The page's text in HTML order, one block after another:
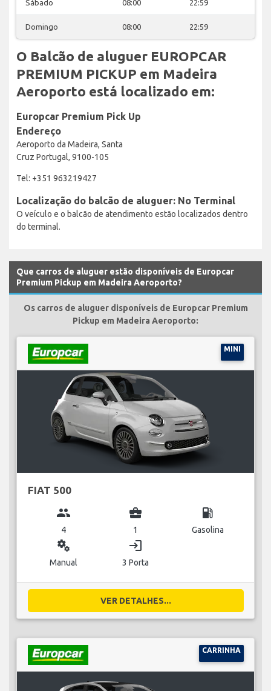
Sábado 08:00 22:59
Domingo 08:00 22:59
O Balcão de aluguer EUROPCAR
PREMIUM PICKUP em Madeira
Aeroporto está localizado em:
Europcar Premium Pick Up
Endereço
Aeroporto da Madeira, Santa
Cruz Portugal, 9100-105
Tel: +351 963219427
Localização do balcão de aluguer: No Terminal
O veículo e o balcão de atendimento estão localizados dentro
do terminal.
Que carros de aluguer estão disponíveis de Europcar
Premium Pickup em Madeira Aeroporto?
Os carros de aluguer disponíveis de Europcar Premium
Pickup em Madeira Aeroporto:
MINI
FIAT 500
group
4
business_center
1
local_gas_station
Gasolina
miscellaneous_services
Manual
login
3 Porta
VER DETALHES...
CARRINHA